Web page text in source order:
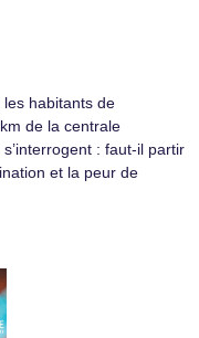
les habitants de
de la centrale
: faut-il partir
et la peur de